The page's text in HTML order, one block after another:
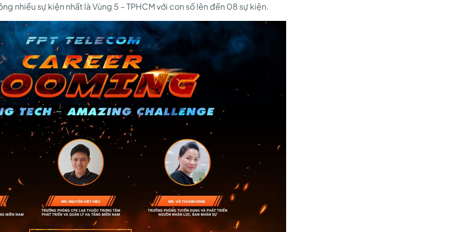
nhiều sự kiện nhất là Vùng 5 – TPHCM với con số lên đến 08 sự kiện.